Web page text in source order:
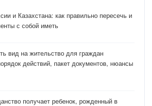
и Казахстана: как правильно пересечь и
с собой иметь
вид на жительство для граждан
действий, пакет документов, нюансы
получает ребенок, рожденный в